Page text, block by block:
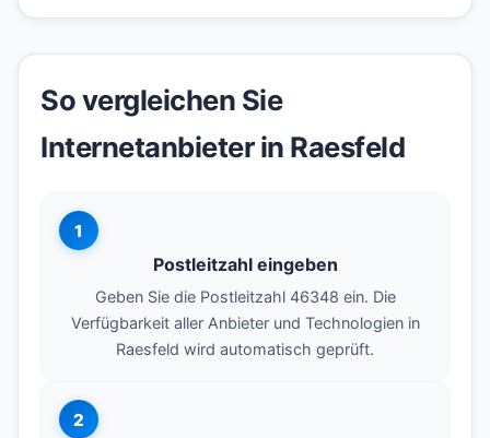
So vergleichen Sie
Internetanbieter in Raesfeld
1
Postleitzahl eingeben
Geben Sie die Postleitzahl 46348 ein. Die
Verfügbarkeit aller Anbieter und Technologien in
Raesfeld wird automatisch geprüft.
2